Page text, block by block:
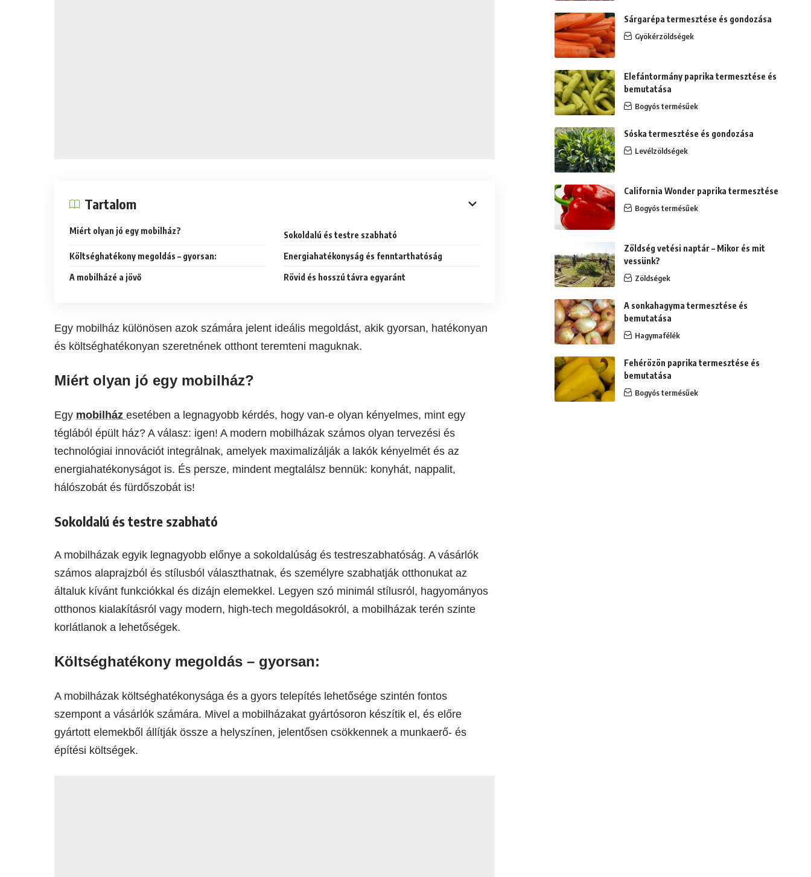
Tartalom
Miért olyan jó egy mobilház? Sokoldalú és testre szabható
Költséghatékony megoldás – gyorsan: Energiahatékonyság és fenntarthatóság
A mobilházé a jövő Rövid és hosszú távra egyaránt
Egy mobilház különösen azok számára jelent ideális megoldást, akik gyorsan, hatékonyan
és költséghatékonyan szeretnének otthont teremteni maguknak.
Miért olyan jó egy mobilház?
Egy mobilházesetében a legnagyobb kérdés, hogy van-e olyan kényelmes, mint egy
téglából épült ház? A válasz: igen! A modern mobilházak számos olyan tervezési és
technológiai innovációt integrálnak, amelyek maximalizálják a lakók kényelmét és az
energiahatékonyságot is. És persze, mindent megtalálsz bennük: konyhát, nappalit,
hálószobát és fürdőszobát is!
Sokoldalú és testre szabható
A mobilházak egyik legnagyobb előnye a sokoldalúság és testreszabhatóság. A vásárlók
számos alaprajzból és stílusból választhatnak, és személyre szabhatják otthonukat az
általuk kívánt funkciókkal és dizájn elemekkel. Legyen szó minimál stílusról, hagyományos
otthonos kialakításról vagy modern, high-tech megoldásokról, a mobilházak terén szinte
korlátlanok a lehetőségek.
Költséghatékony megoldás – gyorsan:
A mobilházak költséghatékonysága és a gyors telepítés lehetősége szintén fontos
szempont a vásárlók számára. Mivel a mobilházakat gyártósoron készítik el, és előre
gyártott elemekből állítják össze a helyszínen, jelentősen csökkennek a munkaerő- és
építési költségek.
Sárgarépa termesztése és gondozása
Gyökérzöldségek
Elefántormány paprika termesztése és
bemutatása
Bogyós termésűek
Sóska termesztése és gondozása
Levélzöldségek
California Wonder paprika termesztése
Bogyós termésűek
Zöldség vetési naptár – Mikor és mit
vessünk?
Zöldségek
A sonkahagyma termesztése és
bemutatása
Hagymafélék
Fehérözön paprika termesztése és
bemutatása
Bogyós termésűek